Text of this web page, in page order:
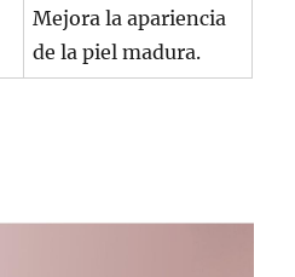
Mejora la apariencia
de la piel madura.